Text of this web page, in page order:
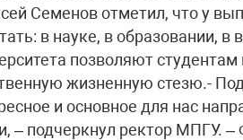
Семенов отметил, что у
в науке, в образовании,
позволяют
жизненную стезю.-
и основное для нас
– подчеркнул ректор МПГУ.